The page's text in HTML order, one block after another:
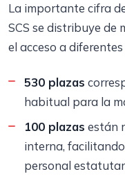
La importante cifra
SCS se distribuye
el acceso a
530 plazas
habitual para la
100 plazas están
interna,
personal